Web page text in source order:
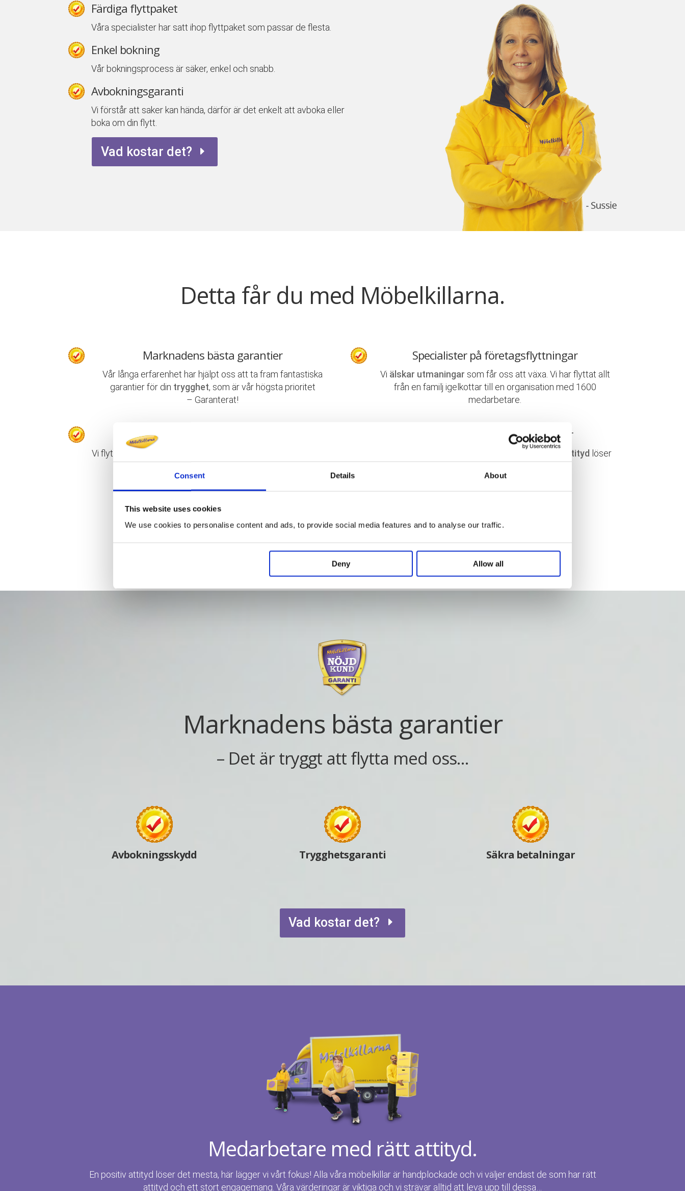
Consent Details About
This website uses cookies
We use cookies to personalise content and ads, to provide social media features and to analyse our traffic.
Deny Allow all
Färdiga flyttpaket
Våra specialister har satt ihop flyttpaket som passar de flesta.
Enkel bokning
Vår bokningsprocess är säker, enkel och snabb.
Avbokningsgaranti
Vi förstår att saker kan hända, därför är det enkelt att avboka eller
boka om din flytt.
Vad kostar det?
Detta får du med Möbelkillarna.
Marknadens bästa garantier
Vår långa erfarenhet har hjälpt oss att ta fram fantastiska
garantier för din trygghet, som är vår högsta prioritet
– Garanterat!
Specialister på företagsflyttningar
Vi älskar utmaningar som får oss att växa. Vi har flyttat allt
från en familj igelkottar till en organisation med 1600
medarbetare.
Proffs på privata flyttingar
Vi flyttar allt från enstaka föremål till kompletta
Trevliga & engagerade flyttkillar
positiv attityd löser
Vad kostar det?
Marknadens bästa garantier
– Det är tryggt att flytta med oss…
Avbokningsskydd Trygghetsgaranti Säkra betalningar
Vad kostar det?
Medarbetare med rätt attityd.
En positiv attityd löser det mesta, här lägger vi vårt fokus! Alla våra möbelkillar är handplockade och vi väljer endast de som har rätt
attityd och ett stort engagemang. Våra värderingar är viktiga och vi strävar alltid att leva upp till dessa…